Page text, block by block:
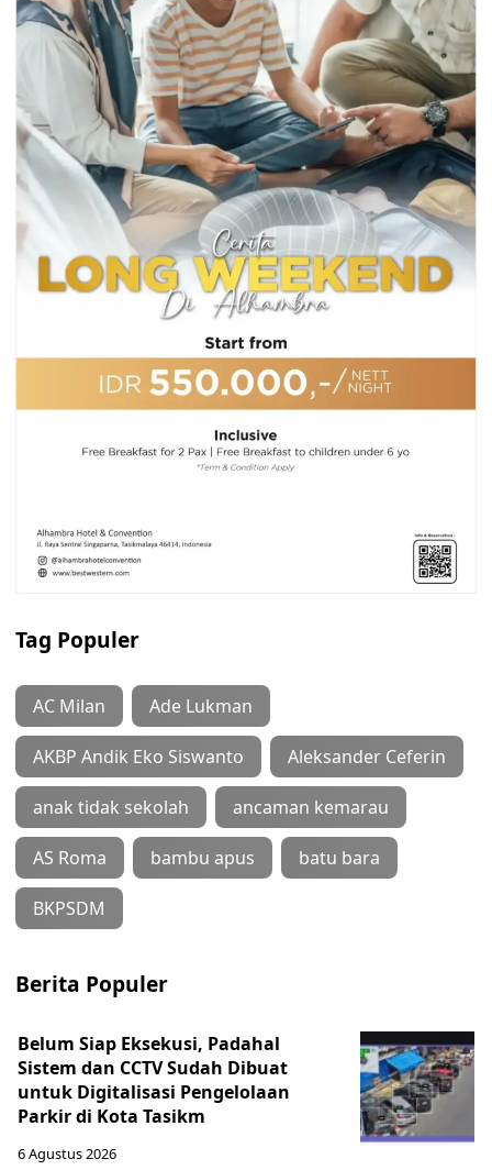
Tag Populer
AC Milan Ade Lukman
AKBP Andik Eko Siswanto Aleksander Ceferin
anak tidak sekolah ancaman kemarau
AS Roma bambu apus batu bara
BKPSDM
Berita Populer
Belum Siap Eksekusi, Padahal
Sistem dan CCTV Sudah Dibuat
untuk Digitalisasi Pengelolaan
Parkir di Kota Tasikm
6 Agustus 2026